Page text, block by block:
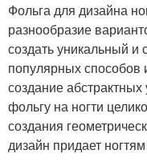
Фольга для дизайна
разнообразие
создать уникальный
популярных способов
создание
фольгу на ногти
создания
дизайн придает